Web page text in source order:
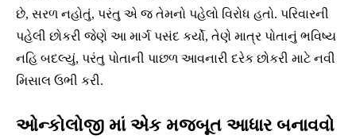
છે, સરળ નહોતું, પરંતુ એ જ તેમનો પહેલો વિરોધ હતો. પરિવારની
પહેલી છોકરી જેણે આ માર્ગ પસંદ કર્યો, તેણે માત્ર પોતાનું ભવિષ્ય
નહિ બદલ્યું, પરંતુ પોતાની પાછળ આવનારી દરેક છોકરી માટે નવી
મિસાલ ઉભી કરી.
ઓન્કોલોજી માં એક મજબૂત આધાર બનાવવો